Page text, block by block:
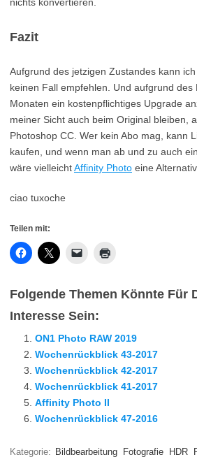
Fazit
Aufgrund des jetzigen Zustandes kann
keinen Fall empfehlen. Und aufgrund des
Monaten ein kostenpflichtiges Upgrade
meiner Sicht auch beim Original bleiben,
Photoshop CC. Wer kein Abo mag, kann
kaufen, und wenn man ab und zu auch
wäre vielleichtAffinity Photo eine
ciao tuxoche
Teilen mit:
Folgende Themen Könnte Für
Interesse Sein:
ON1 Photo RAW 2019
Wochenrückblick 43-2017
Wochenrückblick 42-2017
Wochenrückblick 41-2017
Affinity Photo II
Wochenrückblick 47-2016
Kategorie: Bildbearbeitung Fotografie HDR